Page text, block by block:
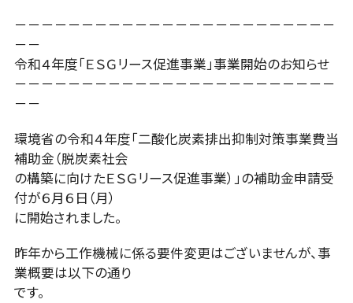
－－－－－－－－－－－－－－－－－－－－－－－－
－－
令和４年度「ＥＳＧリース促進事業」事業開始のお知らせ
－－－－－－－－－－－－－－－－－－－－－－－－
－－
環境省の令和４年度「二酸化炭素排出抑制対策事業費当
補助金（脱炭素社会
の構築に向けたＥＳＧリース促進事業）」の補助金申請受
付が６月６日（月）
に開始されました。
昨年から工作機械に係る要件変更はございませんが、事
業概要は以下の通り
です。